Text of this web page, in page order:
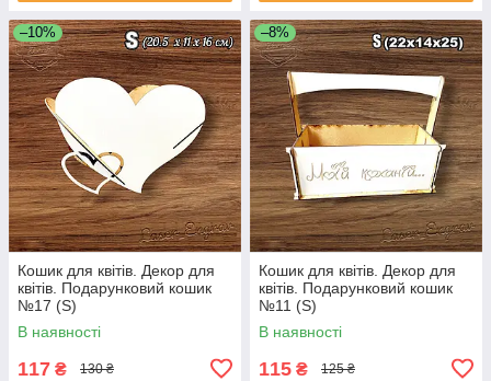
–10%
Кошик для квітів. Декор для
квітів. Подарунковий кошик
№17 (S)
В наявності
117 ₴ 130 ₴
–8%
Кошик для квітів. Декор для
квітів. Подарунковий кошик
№11 (S)
В наявності
115 ₴ 125 ₴